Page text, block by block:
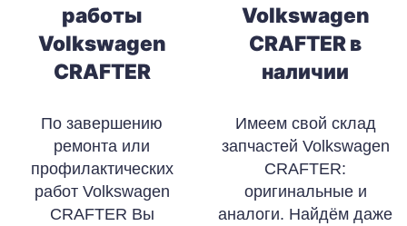
работы
Volkswagen
CRAFTER
По завершению
ремонта или
профилактических
работ Volkswagen
CRAFTER Вы
Volkswagen
CRAFTER в
наличии
Имеем свой склад
запчастей Volkswagen
CRAFTER:
оригинальные и
аналоги. Найдём даже